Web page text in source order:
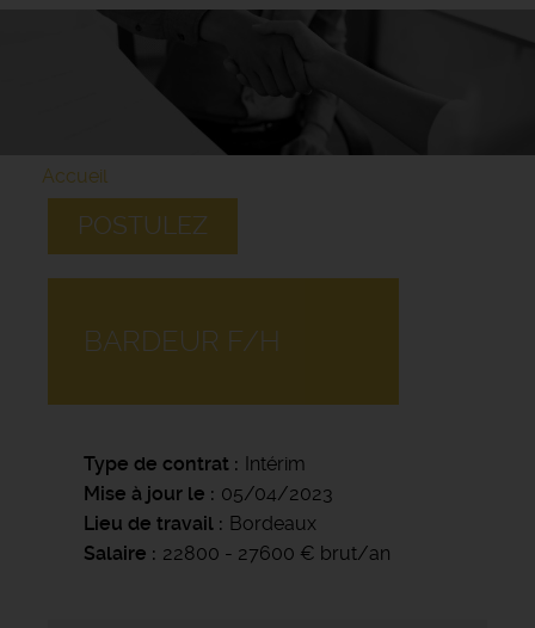
Accueil
POSTULEZ
BARDEUR F/H
Type de contrat
Intérim
Mise à jour le
05/04/2023
Lieu de travail
Bordeaux
Salaire
22800 - 27600 € brut/an